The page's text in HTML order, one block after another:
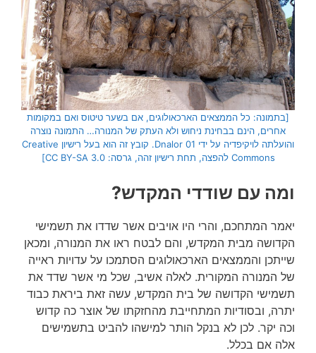
[בתמונה: כל הממצאים הארכאולוגים, אם בשער טיטוס ואם במקומות
אחרים, הינם בבחינת ניחוש ולא העתק של המנורה… התמונה נוצרה
והועלתה לויקיפדיה על ידי Dnalor 01. קובץ זה הוא בעל רישיון Creative
Commons להפצה, תחת רישיון זהה, גרסה: CC BY-SA 3.0]
ומה עם שודדי המקדש?
יאמר המתחכם, והרי היו אויבים אשר שדדו את תשמישי
הקדושה מבית המקדש, והם לבטח ראו את המנורה, ומכאן
שייתכן והממצאים הארכאולוגים הסתמכו על עדויות ראייה
של המנורה המקורית. לאלה אשיב, שכל מי אשר שדד את
תשמישי הקדושה של בית המקדש, עשה זאת ביראת כבוד
יתרה, ובסודיות המתחייבת מהחזקתו של אוצר כה קדוש
וכה יקר. לכן לא בנקל הותר למישהו להביט בתשמישים
אלה אם בכלל.